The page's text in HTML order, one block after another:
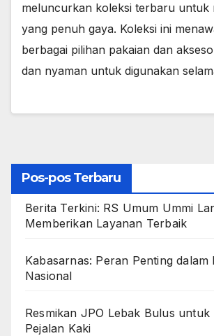
meluncurkan koleksi terbaru untuk
yang penuh gaya. Koleksi ini
berbagai pilihan pakaian dan
dan nyaman untuk digunakan
Pos-pos Terbaru
Berita Terkini: RS Umum Ummi
Memberikan Layanan Terbaik
Kabasarnas: Peran Penting dalam
Nasional
Resmikan JPO Lebak Bulus untuk
Pejalan Kaki